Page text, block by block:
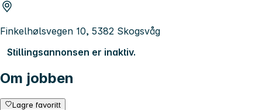
Finkelhølsvegen 10, 5382 Skogsvåg
Stillingsannonsen er inaktiv.
Om jobben
Lagre favoritt